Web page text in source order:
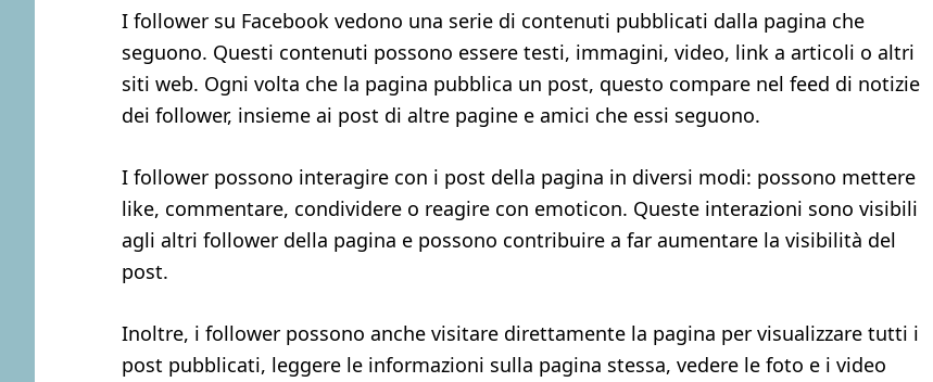
I follower su Facebook vedono una serie di contenuti pubblicati dalla pagina che
seguono. Questi contenuti possono essere testi, immagini, video, link a articoli o altri
siti web. Ogni volta che la pagina pubblica un post, questo compare nel feed di notizie
dei follower, insieme ai post di altre pagine e amici che essi seguono.
I follower possono interagire con i post della pagina in diversi modi: possono mettere
like, commentare, condividere o reagire con emoticon. Queste interazioni sono visibili
agli altri follower della pagina e possono contribuire a far aumentare la visibilità del
post.
Inoltre, i follower possono anche visitare direttamente la pagina per visualizzare tutti i
post pubblicati, leggere le informazioni sulla pagina stessa, vedere le foto e i video